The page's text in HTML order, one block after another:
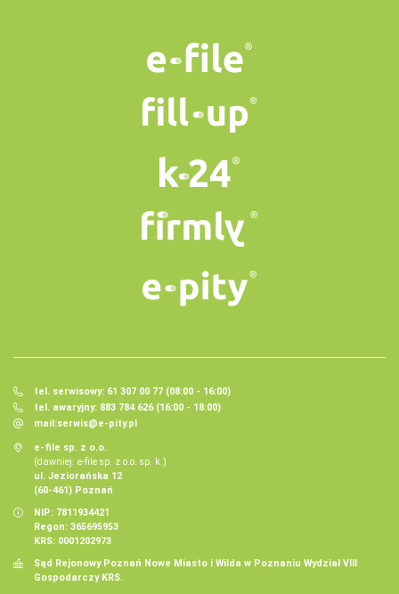
tel. serwisowy: 61 307 00 77 (08:00 - 16:00)
tel. awaryjny: 883 784 626 (16:00 - 18:00)
mail:serwis@e-pity.pl
e-file sp. z o.o.
(dawniej: e-file sp. z o.o. sp. k.)
ul. Jeziorańska 12
(60-461) Poznań
NIP: 7811934421
Regon: 365695953
KRS: 0001202973
Sąd Rejonowy Poznań Nowe Miasto i Wilda w Poznaniu Wydział VIII
Gospodarczy KRS.